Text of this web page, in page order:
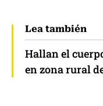
Lea también
Hallan el
en zona rural